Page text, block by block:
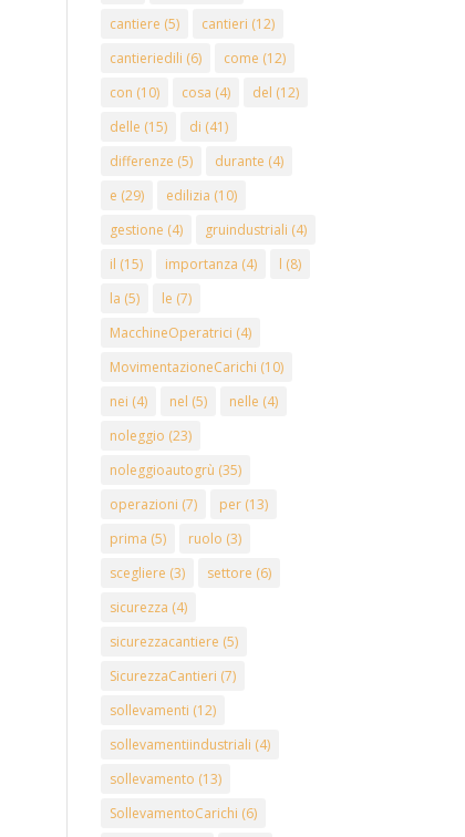
cantiere (5) cantieri (12)
cantieriedili (6) come (12)
con (10) cosa (4) del (12)
delle (15) di (41)
differenze (5) durante (4)
e (29) edilizia (10)
gestione (4) gruindustriali (4)
il (15) importanza (4) l (8)
la (5) le (7)
MacchineOperatrici (4)
MovimentazioneCarichi (10)
nei (4) nel (5) nelle (4)
noleggio (23)
noleggioautogrù (35)
operazioni (7) per (13)
prima (5) ruolo (3)
scegliere (3) settore (6)
sicurezza (4)
sicurezzacantiere (5)
SicurezzaCantieri (7)
sollevamenti (12)
sollevamentiindustriali (4)
sollevamento (13)
SollevamentoCarichi (6)